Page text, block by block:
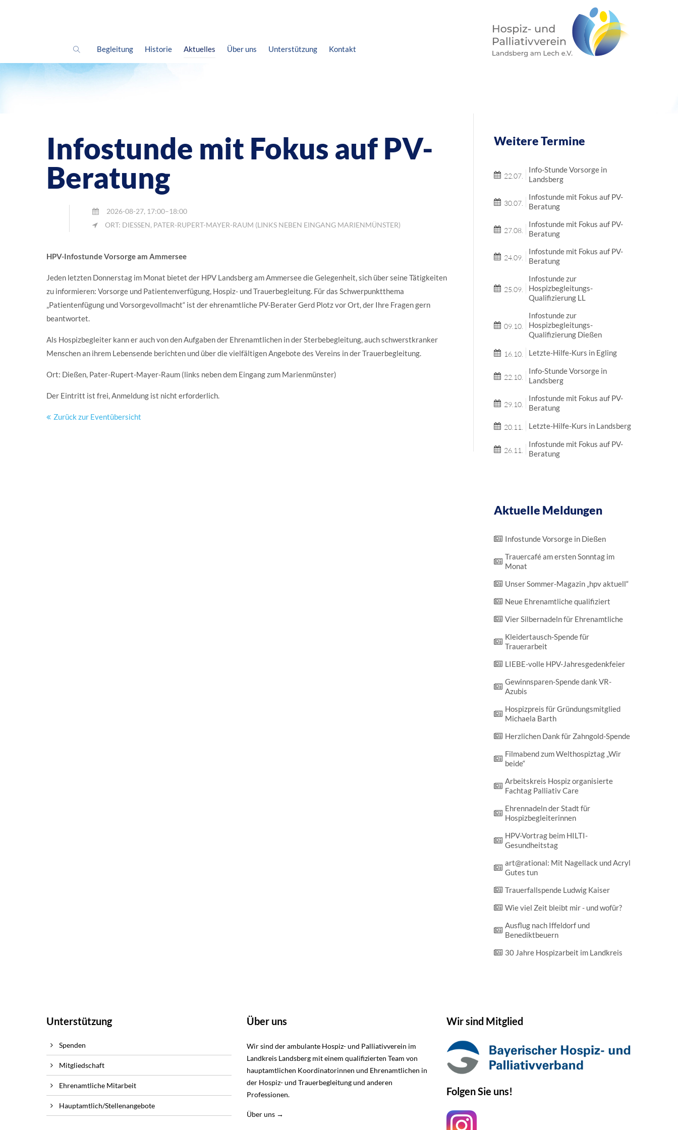
Begleitung Historie Aktuelles Über uns Unterstützung Kontakt
Infostunde mit Fokus auf PV-
Beratung
2026-08-27, 17:00–18:00
ORT: DIESSEN, PATER-RUPERT-MAYER-RAUM (LINKS NEBEN EINGANG MARIENMÜNSTER)
HPV-Infostunde Vorsorge am Ammersee
Jeden letzten Donnerstag im Monat bietet der HPV Landsberg am Ammersee die Gelegenheit, sich über seine Tätigkeiten
zu informieren: Vorsorge und Patientenverfügung, Hospiz- und Trauerbegleitung. Für das Schwerpunktthema
„Patientenfügung und Vorsorgevollmacht“ ist der ehrenamtliche PV-Berater Gerd Plotz vor Ort, der Ihre Fragen gern
beantwortet.
Als Hospizbegleiter kann er auch von den Aufgaben der Ehrenamtlichen in der Sterbebegleitung, auch schwerstkranker
Menschen an ihrem Lebensende berichten und über die vielfältigen Angebote des Vereins in der Trauerbegleitung.
Ort: Dießen, Pater-Rupert-Mayer-Raum (links neben dem Eingang zum Marienmünster)
Der Eintritt ist frei, Anmeldung ist nicht erforderlich.
Zurück zur Eventübersicht
Weitere Termine
22.07.
Info-Stunde Vorsorge in
Landsberg
30.07.
Infostunde mit Fokus auf PV-
Beratung
27.08.
Infostunde mit Fokus auf PV-
Beratung
24.09.
Infostunde mit Fokus auf PV-
Beratung
25.09.
Infostunde zur
Hospizbegleitungs-
Qualifizierung LL
09.10.
Infostunde zur
Hospizbegleitungs-
Qualifizierung Dießen
16.10. Letzte-Hilfe-Kurs in Egling
22.10.
Info-Stunde Vorsorge in
Landsberg
29.10.
Infostunde mit Fokus auf PV-
Beratung
20.11. Letzte-Hilfe-Kurs in Landsberg
26.11.
Infostunde mit Fokus auf PV-
Beratung
Aktuelle Meldungen
Infostunde Vorsorge in Dießen
Trauer­café am ersten Sonntag im
Monat
Unser Sommer-Magazin „hpv aktuell“
Neue Ehrenamtliche qualifiziert
Vier Silber­nadeln für Ehrenamtliche
Kleidertausch-Spende für
Trauerarbeit
LIEBE-volle HPV-Jahres­gedenk­feier
Gewinn­sparen-Spende dank VR-
Azubis
Hospizpreis für Gründungsmitglied
Michaela Barth
Herzlichen Dank für Zahngold-Spende
Film­abend zum Welt­hospiz­tag „Wir
beide“
Arbeitskreis Hospiz organisierte
Fachtag Palliativ Care
Ehrennadeln der Stadt für
Hospizbegleiterinnen
HPV-Vortrag beim HILTI-
Gesundheitstag
art@rational: Mit Nagellack und Acryl
Gutes tun
Trauerfallspende Ludwig Kaiser
Wie viel Zeit bleibt mir - und wofür?
Ausflug nach Iffeldorf und
Benediktbeuern
30 Jahre Hospizarbeit im Landkreis
Unterstützung
Spenden
Mitgliedschaft
Ehrenamtliche Mitarbeit
Hauptamtlich/Stellenangebote
Über uns
Wir sind der ambulante Hospiz- und Palliativverein im
Landkreis Landsberg mit einem qualifizierten Team von
hauptamtlichen Koordinatorinnen und Ehrenamtlichen in
der Hospiz- und Trauerbegleitung und anderen
Professionen.
Über uns →
Wir sind Mitglied
Folgen Sie uns!